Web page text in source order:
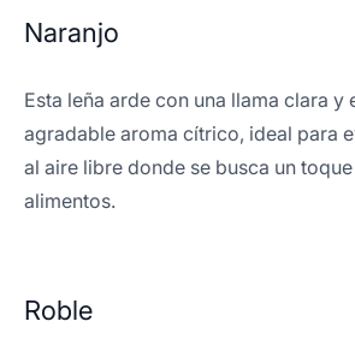
Naranjo
Esta leña arde con una llama clara y
agradable aroma cítrico, ideal para
al aire libre donde se busca un
alimentos.
Roble